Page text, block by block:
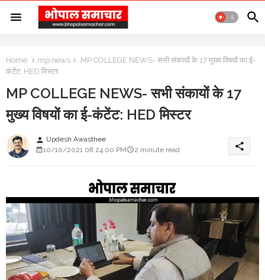
Home mp news
MP COLLEGE NEWS- सभी संकायों के 17 मुख्य विषयों का ई-
कंटेंट: HED मिस्टर
MP COLLEGE NEWS- सभी संकायों के 17
मुख्य विषयों का ई-कंटेंट: HED मिस्टर
person Updesh Awasthee
10/10/2021 08:24:00 PM
2 minute read share